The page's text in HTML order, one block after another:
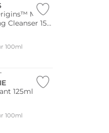
Mega
Cleanser 150
100ml
125ml
100ml